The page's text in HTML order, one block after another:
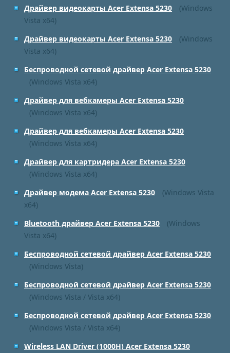
Драйвер видеокарты Acer Extensa 5230
(Windows
Vista x64)
Драйвер видеокарты Acer Extensa 5230
(Windows
Vista x64)
Беспроводной сетевой драйвер Acer Extensa 5230
(Windows Vista x64)
Драйвер для вебкамеры Acer Extensa 5230
(Windows Vista x64)
Драйвер для вебкамеры Acer Extensa 5230
(Windows Vista x64)
Драйвер для картридера Acer Extensa 5230
(Windows Vista x64)
Драйвер модема Acer Extensa 5230
(Windows Vista
x64)
Bluetooth драйвер Acer Extensa 5230
(Windows
Vista x64)
Беспроводной сетевой драйвер Acer Extensa 5230
(Windows Vista)
Беспроводной сетевой драйвер Acer Extensa 5230
(Windows Vista / Vista x64)
Беспроводной сетевой драйвер Acer Extensa 5230
(Windows Vista / Vista x64)
Wireless LAN Driver (1000H) Acer Extensa 5230